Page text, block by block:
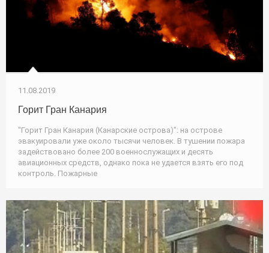
11.08.2019
Горит Гран Канария
"Горит Гран Канария (Канарские острова)": на острове
эвакуировали уже около тысячи человек. В тушении пожара
задействовано более 200 военнослужащих и десять
авиационных средств, однако пока не удается взять его под
контроль. Пожарные